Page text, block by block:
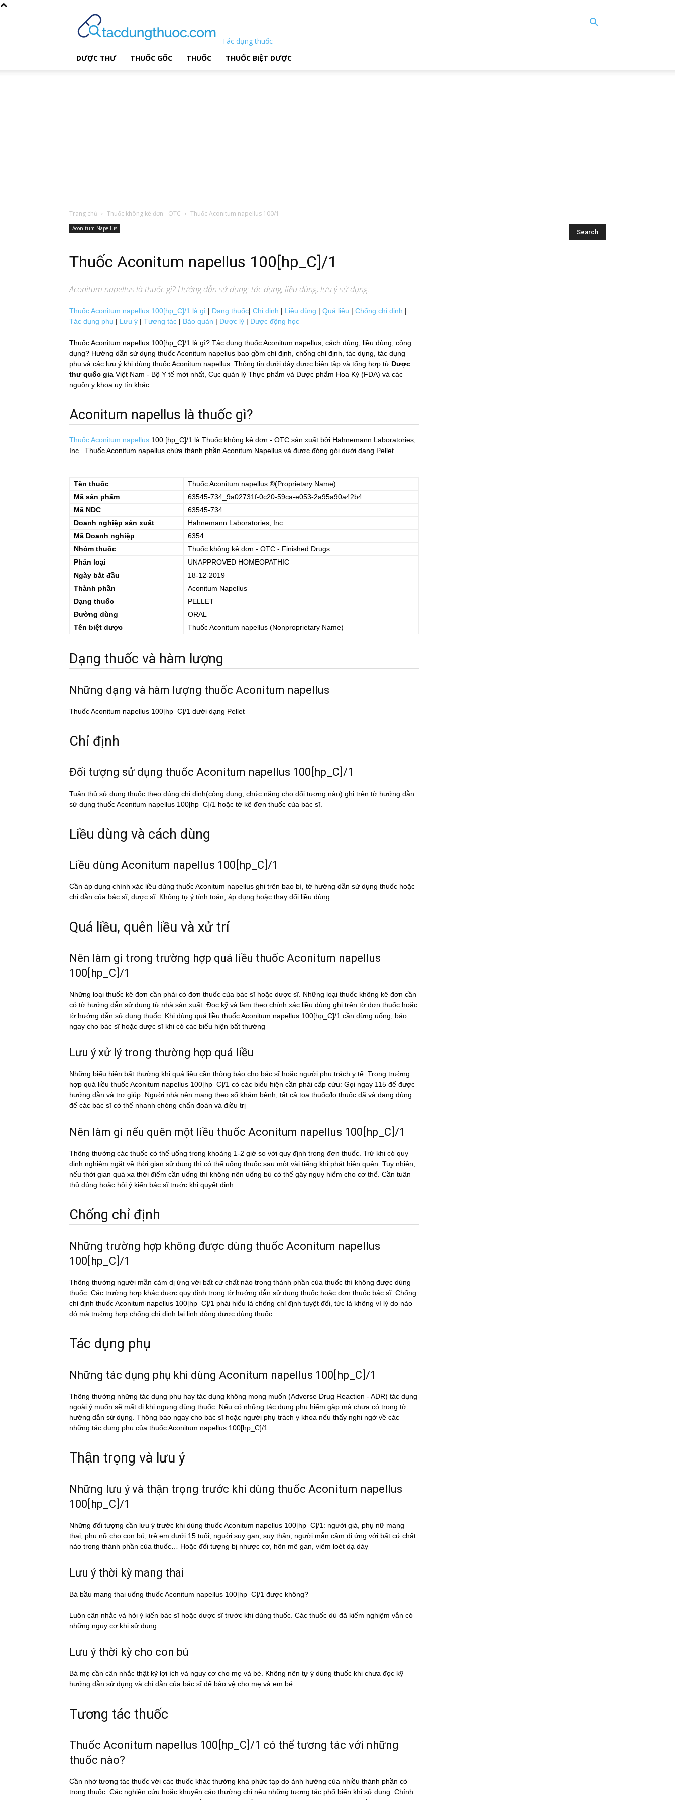
Tác dụng thuốc
DƯỢC THƯ
THUỐC GỐC THUỐC THUỐC BIỆT DƯỢC
Trang chủ Thuốc không kê đơn - OTC Thuốc Aconitum napellus 100/1
Aconitum Napellus
Thuốc Aconitum napellus 100[hp_C]/1
Aconitum napellus là thuốc gì? Hướng dẫn sử dụng: tác dụng, liều dùng, lưu ý sử dụng.
Thuốc Aconitum napellus 100[hp_C]/1 là gì | Dạng thuốc| Chỉ định | Liều dùng | Quá liều | Chống chỉ định |
Tác dụng phụ | Lưu ý | Tương tác | Bảo quản | Dược lý | Dược động học
Thuốc Aconitum napellus 100[hp_C]/1 là gì? Tác dụng thuốc Aconitum napellus, cách dùng, liều dùng, công
dụng? Hướng dẫn sử dụng thuốc Aconitum napellus bao gồm chỉ định, chống chỉ định, tác dụng, tác dụng
phụ và các lưu ý khi dùng thuốc Aconitum napellus. Thông tin dưới đây được biên tập và tổng hợp từ Dược
thư quốc gia Việt Nam - Bộ Y tế mới nhất, Cục quản lý Thực phẩm và Dược phẩm Hoa Kỳ (FDA) và các
nguồn y khoa uy tín khác.
Aconitum napellus là thuốc gì?
Thuốc Aconitum napellus 100 [hp_C]/1 là Thuốc không kê đơn - OTC sản xuất bởi Hahnemann Laboratories,
Inc.. Thuốc Aconitum napellus chứa thành phần Aconitum Napellus và được đóng gói dưới dạng Pellet
Tên thuốc ThuốcAconitum napellus ®(Proprietary Name)
Mã sản phẩm
63545-734_9a02731f-0c20-59ca-e053-2a95a90a42b4
Mã NDC
63545-734
Doanh nghiệp sản xuất
Hahnemann Laboratories, Inc.
Mã Doanh nghiệp
6354
Nhóm thuốc
Thuốc không kê đơn - OTC - Finished Drugs
Phân loại
UNAPPROVED HOMEOPATHIC
Ngày bắt đầu
18-12-2019
Thành phần
Aconitum Napellus
Dạng thuốc
PELLET
Đường dùng
ORAL
Tên biệt dược
ThuốcAconitum napellus (Nonproprietary Name)
Dạng thuốc và hàm lượng
Những dạng và hàm lượng thuốc Aconitum napellus
Thuốc Aconitum napellus 100[hp_C]/1 dưới dạng Pellet
Chỉ định
Đối tượng sử dụng thuốc Aconitum napellus 100[hp_C]/1
Tuân thủ sử dụng thuốc theo đúng chỉ định(công dụng, chức năng cho đối tượng nào) ghi trên tờ hướng dẫn
sử dụng thuốc Aconitum napellus 100[hp_C]/1 hoặc tờ kê đơn thuốc của bác sĩ.
Liều dùng và cách dùng
Liều dùng Aconitum napellus 100[hp_C]/1
Cần áp dụng chính xác liều dùng thuốc Aconitum napellus ghi trên bao bì, tờ hướng dẫn sử dụng thuốc hoặc
chỉ dẫn của bác sĩ, dược sĩ. Không tự ý tính toán, áp dụng hoặc thay đổi liều dùng.
Quá liều, quên liều và xử trí
Nên làm gì trong trường hợp quá liều thuốc Aconitum napellus
100[hp_C]/1
Những loại thuốc kê đơn cần phải có đơn thuốc của bác sĩ hoặc dược sĩ. Những loại thuốc không kê đơn cần
có tờ hướng dẫn sử dụng từ nhà sản xuất. Đọc kỹ và làm theo chính xác liều dùng ghi trên tờ đơn thuốc hoặc
tờ hướng dẫn sử dụng thuốc. Khi dùng quá liều thuốc Aconitum napellus 100[hp_C]/1 cần dừng uống, báo
ngay cho bác sĩ hoặc dược sĩ khi có các biểu hiện bất thường
Lưu ý xử lý trong thường hợp quá liều
Những biểu hiện bất thường khi quá liều cần thông báo cho bác sĩ hoặc người phụ trách y tế. Trong trường
hợp quá liều thuốc Aconitum napellus 100[hp_C]/1 có các biểu hiện cần phải cấp cứu: Gọi ngay 115 để được
hướng dẫn và trợ giúp. Người nhà nên mang theo sổ khám bệnh, tất cả toa thuốc/lọ thuốc đã và đang dùng
để các bác sĩ có thể nhanh chóng chẩn đoán và điều trị
Nên làm gì nếu quên một liều thuốc Aconitum napellus 100[hp_C]/1
Thông thường các thuốc có thể uống trong khoảng 1-2 giờ so với quy định trong đơn thuốc. Trừ khi có quy
định nghiêm ngặt về thời gian sử dụng thì có thể uống thuốc sau một vài tiếng khi phát hiện quên. Tuy nhiên,
nếu thời gian quá xa thời điểm cần uống thì không nên uống bù có thể gây nguy hiểm cho cơ thể. Cần tuân
thủ đúng hoặc hỏi ý kiến bác sĩ trước khi quyết định.
Chống chỉ định
Những trường hợp không được dùng thuốc Aconitum napellus
100[hp_C]/1
Thông thường người mẫn cảm dị ứng với bất cứ chất nào trong thành phần của thuốc thì không được dùng
thuốc. Các trường hợp khác được quy định trong tờ hướng dẫn sử dụng thuốc hoặc đơn thuốc bác sĩ. Chống
chỉ định thuốc Aconitum napellus 100[hp_C]/1 phải hiểu là chống chỉ định tuyệt đối, tức là không vì lý do nào
đó mà trường hợp chống chỉ định lại linh động được dùng thuốc.
Tác dụng phụ
Những tác dụng phụ khi dùng Aconitum napellus 100[hp_C]/1
Thông thường những tác dụng phụ hay tác dụng không mong muốn (Adverse Drug Reaction - ADR) tác dụng
ngoài ý muốn sẽ mất đi khi ngưng dùng thuốc. Nếu có những tác dụng phụ hiếm gặp mà chưa có trong tờ
hướng dẫn sử dụng. Thông báo ngay cho bác sĩ hoặc người phụ trách y khoa nếu thấy nghi ngờ về các
những tác dụng phụ của thuốc Aconitum napellus 100[hp_C]/1
Thận trọng và lưu ý
Những lưu ý và thận trọng trước khi dùng thuốc Aconitum napellus
100[hp_C]/1
Những đối tượng cần lưu ý trước khi dùng thuốc Aconitum napellus 100[hp_C]/1: người già, phụ nữ mang
thai, phụ nữ cho con bú, trẻ em dưới 15 tuổi, người suy gan, suy thận, người mẫn cảm dị ứng với bất cứ chất
nào trong thành phần của thuốc… Hoặc đối tượng bị nhược cơ, hôn mê gan, viêm loét dạ dày
Lưu ý thời kỳ mang thai
Bà bầu mang thai uống thuốc Aconitum napellus 100[hp_C]/1 được không?
Luôn cân nhắc và hỏi ý kiến bác sĩ hoặc dược sĩ trước khi dùng thuốc. Các thuốc dù đã kiểm nghiệm vẫn có
những nguy cơ khi sử dụng.
Lưu ý thời kỳ cho con bú
Bà mẹ cần cân nhắc thật kỹ lợi ích và nguy cơ cho mẹ và bé. Không nên tự ý dùng thuốc khi chưa đọc kỹ
hướng dẫn sử dụng và chỉ dẫn của bác sĩ dể bảo vệ cho mẹ và em bé
Tương tác thuốc
Thuốc Aconitum napellus 100[hp_C]/1 có thể tương tác với những
thuốc nào?
Cần nhớ tương tác thuốc với các thuốc khác thường khá phức tạp do ảnh hưởng của nhiều thành phần có
trong thuốc. Các nghiên cứu hoặc khuyến cáo thường chỉ nêu những tương tác phổ biến khi sử dụng. Chính